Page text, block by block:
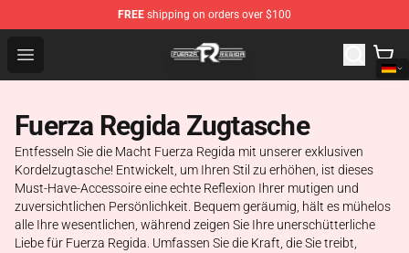
FREE shipping on orders over $100
Open menu
Fuerza Regida Shop - Official Fuerza Regida
Fuerza Regida Zugtasche
Entfesseln Sie die Macht Fuerza Regida mit unserer exklusiven
Kordelzugtasche! Entwickelt, um Ihren Stil zu erhöhen, ist dieses
Must-Have-Accessoire eine echte Reflexion Ihrer mutigen und
zuversichtlichen Persönlichkeit. Bequem geräumig, hält es mühelos
alle Ihre wesentlichen, während zeigen Sie Ihre unerschütterliche
Liebe für Fuerza Regida. Umfassen Sie die Kraft, die Sie treibt,